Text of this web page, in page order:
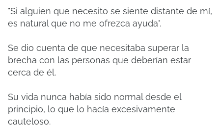
"Si alguien que necesito se siente distante de mí,
es natural que no me ofrezca ayuda".
Se dio cuenta de que necesitaba superar la
brecha con las personas que deberían estar
cerca de él.
Su vida nunca había sido normal desde el
principio, lo que lo hacía excesivamente
cauteloso.